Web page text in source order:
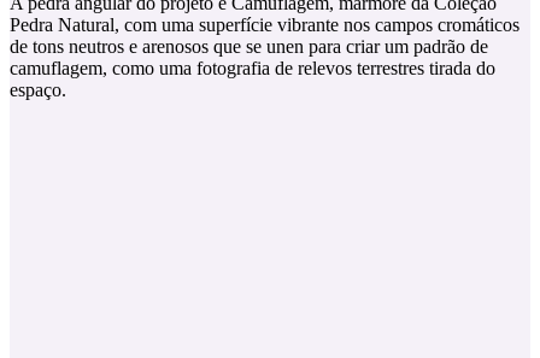
Pedra Natural, com uma superfície vibrante nos campos cromáticos
de tons neutros e arenosos que se unen para criar um padrão de
camuflagem, como uma fotografia de relevos terrestres tirada do
espaço.